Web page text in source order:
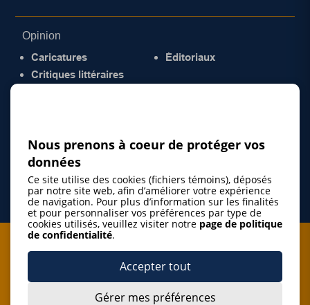
Opinion
Caricatures
Critiques littéraires
Éditoriaux
Je m'abonne à l'infolettre
Nous prenons à coeur de protéger vos
données
Ce site utilise des cookies (fichiers témoins), déposés
par notre site web, afin d’améliorer votre expérience
de navigation. Pour plus d’information sur les finalités
et pour personnaliser vos préférences par type de
cookies utilisés, veuillez visiter notre page de politique
de confidentialité.
Accepter tout
Gérer mes préférences